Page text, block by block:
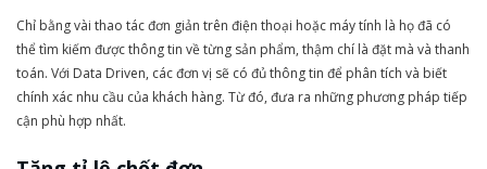
Chỉ bằng vài thao tác đơn giản trên điện thoại hoặc máy tính là họ đã có
thể tìm kiếm được thông tin về từng sản phẩm, thậm chí là đặt mà và thanh
toán. Với Data Driven, các đơn vị sẽ có đủ thông tin để phân tích và biết
chính xác nhu cầu của khách hàng. Từ đó, đưa ra những phương pháp tiếp
cận phù hợp nhất.